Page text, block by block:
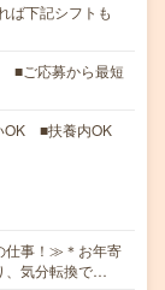
ば下記シフトも
■ご応募から最短
OK ■扶養内OK
仕事！≫＊お年寄
、気分転換で…